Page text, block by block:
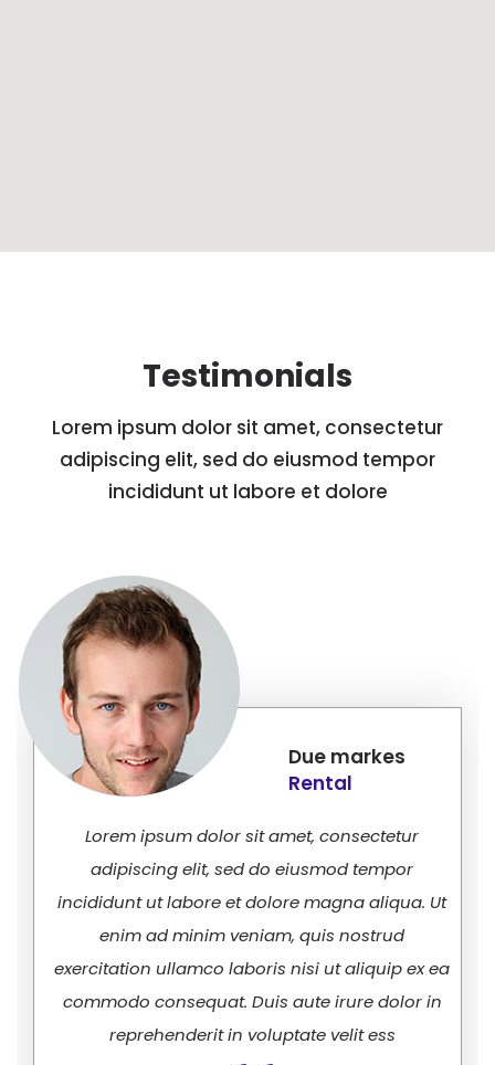
Testimonials
Lorem ipsum dolor sit amet, consectetur
adipiscing elit, sed do eiusmod tempor
incididunt ut labore et dolore
Due markes
Rental
Lorem ipsum dolor sit amet, consectetur
adipiscing elit, sed do eiusmod tempor
incididunt ut labore et dolore magna aliqua. Ut
enim ad minim veniam, quis nostrud
exercitation ullamco laboris nisi ut aliquip ex ea
commodo consequat. Duis aute irure dolor in
reprehenderit in voluptate velit ess